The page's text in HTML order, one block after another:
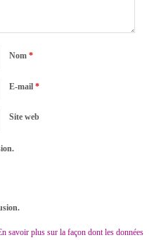
Nom*
E-mail*
Site web
savoir plus sur la façon dont les données